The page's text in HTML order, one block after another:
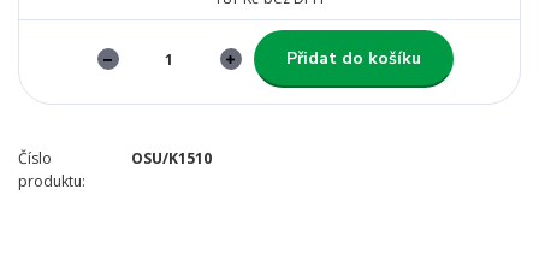
Přidat do košíku
Číslo
produktu:
OSU/K1510